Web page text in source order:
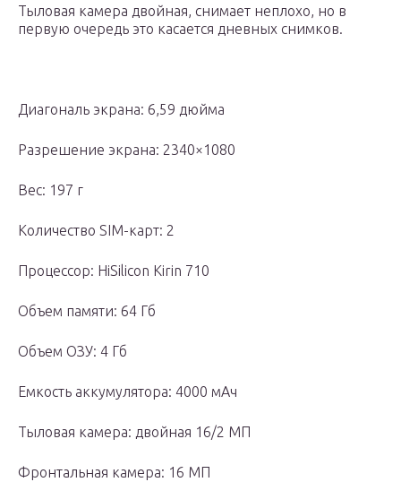
Тыловая камера двойная, снимает неплохо, но в
первую очередь это касается дневных снимков.
Диагональ экрана: 6,59 дюйма
Разрешение экрана: 2340×1080
Вес: 197 г
Количество SIM-карт: 2
Процессор: HiSilicon Kirin 710
Объем памяти: 64 Гб
Объем ОЗУ: 4 Гб
Емкость аккумулятора: 4000 мАч
Тыловая камера: двойная 16/2 МП
Фронтальная камера: 16 МП